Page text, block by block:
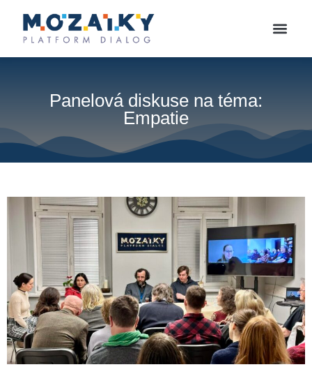
Panelová diskuse na téma:
Empatie